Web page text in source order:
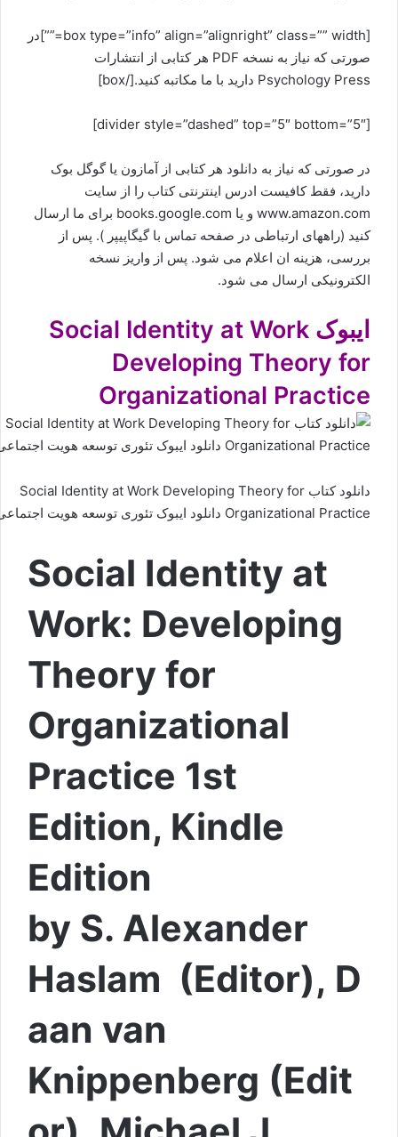
[box type=”info” align=”alignright” class=”” width=””]در
صورتی که نیاز به نسخه PDF هر کتابی از انتشارات
Psychology Press دارید با ما مکاتبه کنید.[/box]
[divider style=”dashed” top=”5″ bottom=”5″]
در صورتی که نیاز به دانلود هر کتابی از آمازون یا گوگل بوک
دارید، فقط کافیست ادرس اینترنتی کتاب را از سایت
www.amazon.com و یا books.google.com برای ما ارسال
کنید (راههای ارتباطی در صفحه تماس با گیگاپیپر ). پس از
بررسی، هزینه ان اعلام می شود. پس از واریز نسخه
الکترونیکی ارسال می شود.
ایبوک Social Identity at Work
Developing Theory for
Organizational Practice
دانلود کتاب Social Identity at Work Developing Theory for
Organizational Practice دانلود ایبوک تئوری توسعه هویت اجتماعی
Social Identity at
Work: Developing
Theory for
Organizational
Practice 1st
Edition, Kindle
Edition
by S. Alexander
Haslam (Editor), D
aan van
Knippenberg (Edit